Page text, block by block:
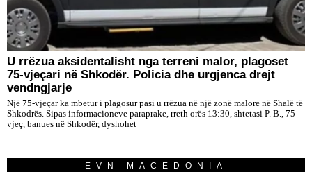
U rrëzua aksidentalisht nga terreni malor, plagoset
75-vjeçari në Shkodër. Policia dhe urgjenca drejt
vendngjarje
Një 75-vjeçar ka mbetur i plagosur pasi u rrëzua në një zonë malore në Shalë të
Shkodrës. Sipas informacioneve paraprake, rreth orës 13:30, shtetasi P. B., 75
vjeç, banues në Shkodër, dyshohet
EVN MACEDONIA